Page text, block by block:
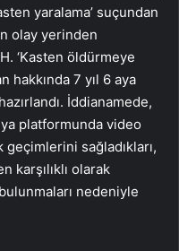
yaralama’ suçundan
olay yerinden
‘Kasten öldürmeye
hakkında 7 yıl 6 aya
İddianamede,
platformunda video
geçimlerini sağladıkları,
karşılıklı olarak
nedeniyle